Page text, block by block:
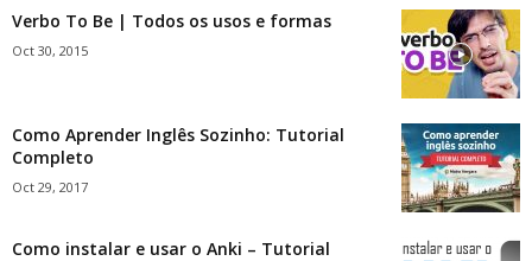
Verbo To Be | Todos os usos e formas
Oct 30, 2015
Como Aprender Inglês Sozinho: Tutorial
Completo
Oct 29, 2017
Como instalar e usar o Anki – Tutorial